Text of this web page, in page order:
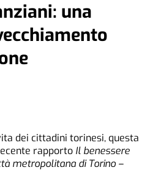
una
dei cittadini torinesi, questa
rapporto Il benessere
metropolitana di Torino –